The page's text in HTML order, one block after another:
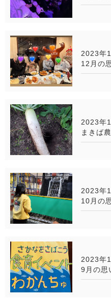
2023年
12月の
2023年
まきば
2023年
10月の
2023年
9月の思